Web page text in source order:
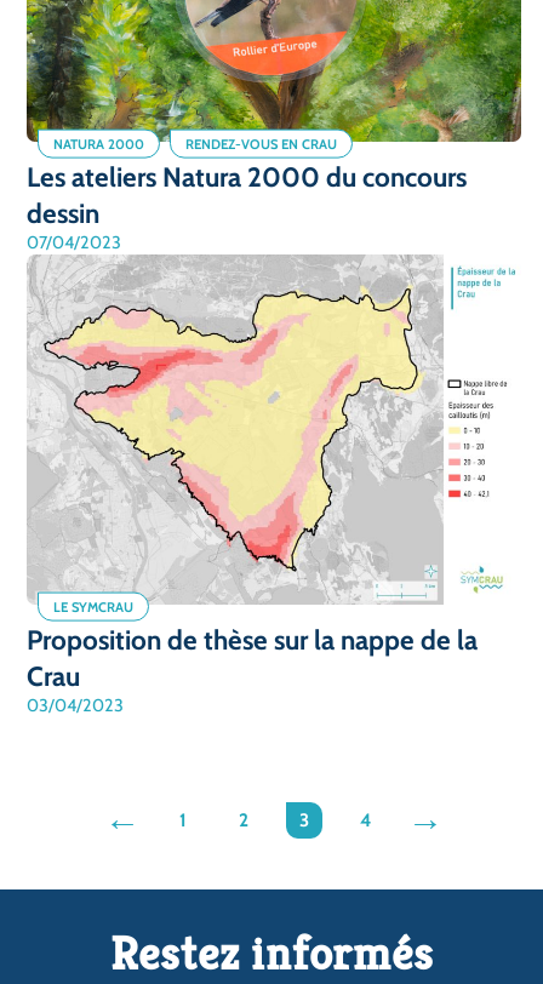
NATURA 2000 RENDEZ-VOUS EN CRAU
Les ateliers Natura 2000 du concours
dessin
07/04/2023
LE SYMCRAU
Proposition de thèse sur la nappe de la
Crau
03/04/2023
fleche
1 2 3 4
fleche
Restez informés